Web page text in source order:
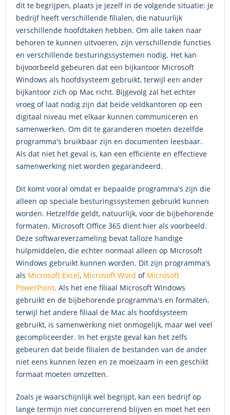
dit te begrijpen, plaats je jezelf in de volgende situatie: Je
bedrijf heeft verschillende filialen, die natuurlijk
verschillende hoofdtaken hebben. Om alle taken naar
behoren te kunnen uitvoeren, zijn verschillende functies
en verschillende besturingssystemen nodig. Het kan
bijvoorbeeld gebeuren dat een bijkantoor Microsoft
Windows als hoofdsysteem gebruikt, terwijl een ander
bijkantoor zich op Mac richt. Bijgevolg zal het echter
vroeg of laat nodig zijn dat beide veldkantoren op een
digitaal niveau met elkaar kunnen communiceren en
samenwerken. Om dit te garanderen moeten dezelfde
programma's bruikbaar zijn en documenten leesbaar.
Als dat niet het geval is, kan een efficiënte en effectieve
samenwerking niet worden gegarandeerd.
Dit komt vooral omdat er bepaalde programma's zijn die
alleen op speciale besturingssystemen gebruikt kunnen
worden. Hetzelfde geldt, natuurlijk, voor de bijbehorende
formaten. Microsoft Office 365 dient hier als voorbeeld.
Deze softwareverzameling bevat talloze handige
hulpmiddelen, die echter normaal alleen op Microsoft
Windows gebruikt kunnen worden. Dit zijn programma's
als Microsoft Excel, Microsoft Word of Microsoft
PowerPoint. Als het ene filiaal Microsoft Windows
gebruikt en de bijbehorende programma's en formaten,
terwijl het andere filiaal de Mac als hoofdsysteem
gebruikt, is samenwerking niet onmogelijk, maar wel veel
gecompliceerder. In het ergste geval kan het zelfs
gebeuren dat beide filialen de bestanden van de ander
niet eens kunnen lezen en ze moeizaam in een geschikt
formaat moeten omzetten.
Zoals je waarschijnlijk wel begrijpt, kan een bedrijf op
lange termijn niet concurrerend blijven en moet het een